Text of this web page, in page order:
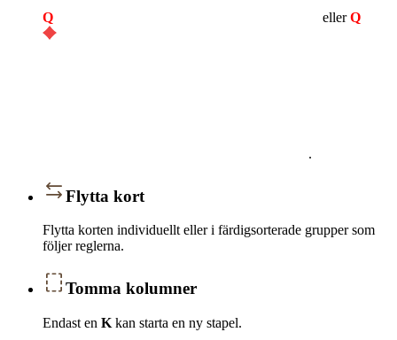
Q ellerQ
.
Flytta kort
Flytta korten individuellt eller i färdigsorterade grupper som
följer reglerna.
Tomma kolumner
Endast en K kan starta en ny stapel.